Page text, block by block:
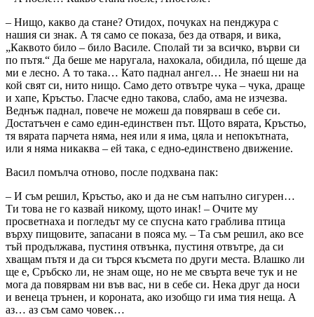
– Нищо, какво да стане? Отидох, почуках на пенджура с
нашия си знак. А тя само се показа, без да отваря, и вика,
„Каквото било – било Василе. Сполай ти за всичко, върви си
по пътя.“ Да беше ме наругала, нахокала, обидила, пó щеше да
ми е лесно. А то така… Като паднал ангел… Не знаеш ни на
кой свят си, нито нищо. Само дето отвътре чука – чука, драще
и хапе, Кръстьо. Гласче едно такова, слабо, ама не изчезва.
Веднъж паднал, повече не можеш да повярваш в себе си.
Достатъчен е само един-единствен път. Щото вярата, Кръстьо,
тя вярата парчета няма, нея или я има, цяла и непокътната,
или я няма никаква – ей така, с едно-единствено движение.
Васил помълча отново, после подхвана пак:
– И съм решил, Кръстьо, ако и да не съм напълно сигурен…
Ти това не го казвай никому, щото инак! – Очите му
просветнаха и погледът му се спусна като граблива птица
върху пищовите, запасани в пояса му. – Та съм решил, ако все
тъй продължава, пустиня отвънка, пустиня отвътре, да си
хващам пътя и да си търся късмета по други места. Влашко ли
ще е, Сръбско ли, не знам още, но не ме свърта вече тук и не
мога да повярвам ни във вас, ни в себе си. Нека друг да носи
и венеца трънен, и короната, ако изобщо ги има тия неща. А
аз… аз съм само човек…